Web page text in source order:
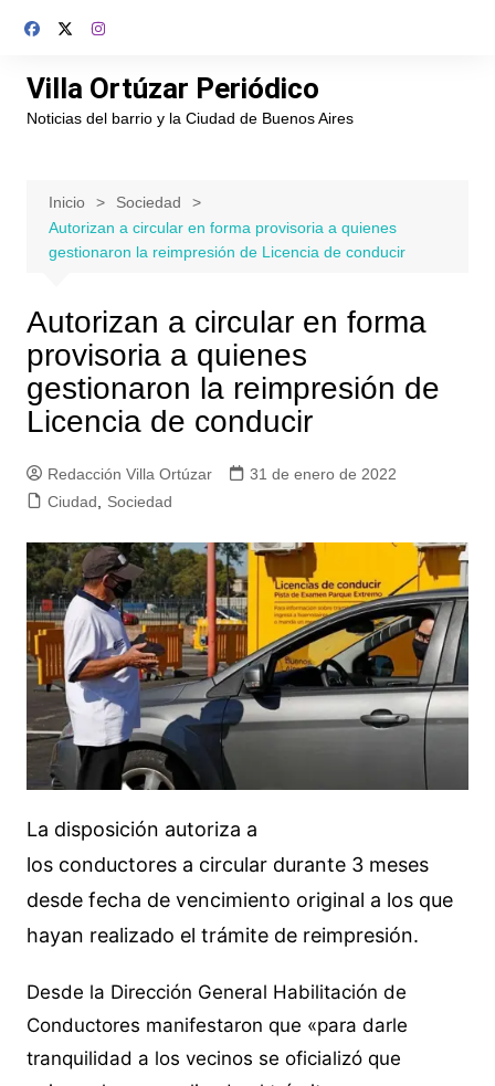
Villa Ortúzar Periódico
Noticias del barrio y la Ciudad de Buenos Aires
Inicio
Sociedad
Autorizan a circular en forma provisoria a quienes
gestionaron la reimpresión de Licencia de conducir
Autorizan a circular en forma
provisoria a quienes
gestionaron la reimpresión de
Licencia de conducir
Redacción Villa Ortúzar
31 de enero de 2022
Ciudad
Sociedad
La disposición autoriza a
los conductores a circular durante 3 meses
desde fecha de vencimiento original a los que
hayan realizado el trámite de reimpresión.
Desde la Dirección General Habilitación de
Conductores manifestaron que «para darle
tranquilidad a los vecinos se oficializó que